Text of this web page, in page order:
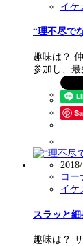
イケ
“理不尽で
趣味は？
参加し、
コー
イケ
スラッと
趣味は？